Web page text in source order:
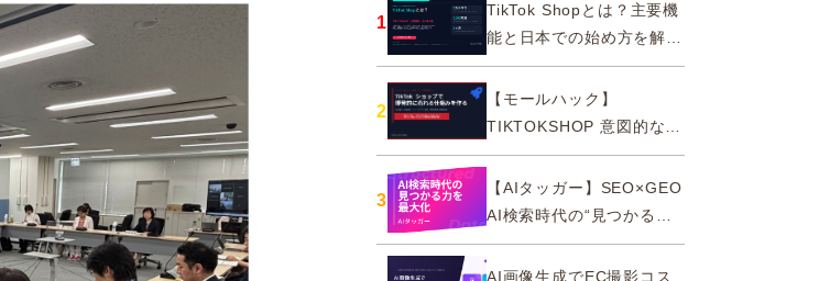
1
TikTok Shopとは？主要機
能と日本での始め方を解説
｜公式認定パートナー
2
【モールハック】
TIKTOKSHOP 意図的なバ
ズを生む法則
3
【AIタッガー】SEO×GEO
AI検索時代の“見つかる
力”を最大化
AI画像生成でEC撮影コス